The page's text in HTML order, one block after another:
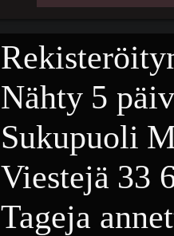
Nähty 5
Sukupuoli
Viestejä 33
Tageja